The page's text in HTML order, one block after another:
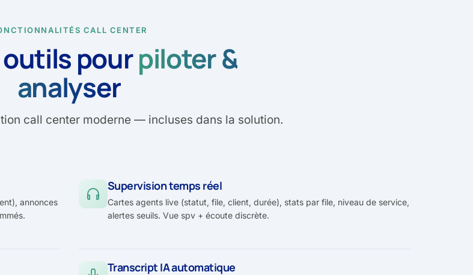
CALL CENTER
outils pourpiloter &
analyser
call center moderne — incluses dans la solution.
annonces
Supervision temps réel
Cartes agents live (statut, file, client, durée), stats par file, niveau de service,
alertes seuils. Vue spv + écoute discrète.
Transcript IA automatique